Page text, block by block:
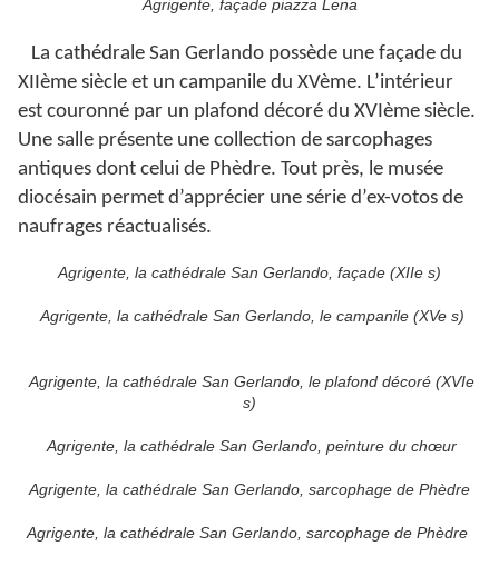
Agrigente, façade piazza Lena
La cathédrale San Gerlando possède une façade du
XIIème siècle et un campanile du XVème. L’intérieur
est couronné par un plafond décoré du XVIème siècle.
Une salle présente une collection de sarcophages
antiques dont celui de Phèdre. Tout près, le musée
diocésain permet d’apprécier une série d’ex-votos de
naufrages réactualisés.
Agrigente, la cathédrale San Gerlando, façade (XIIe s)
Agrigente, la cathédrale San Gerlando, le campanile (XVe s)
Agrigente, la cathédrale San Gerlando, le plafond décoré (XVIe
s)
Agrigente, la cathédrale San Gerlando, peinture du chœur
Agrigente, la cathédrale San Gerlando, sarcophage de Phèdre
Agrigente, la cathédrale San Gerlando, sarcophage de Phèdre